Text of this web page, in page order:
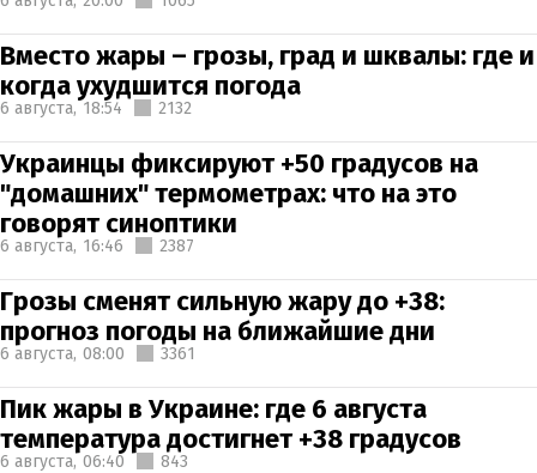
Вместо жары – грозы, град и шквалы: где и
когда ухудшится погода
6 августа, 18:54 2132
Украинцы фиксируют +50 градусов на
"домашних" термометрах: что на это
говорят синоптики
6 августа, 16:46 2387
Грозы сменят сильную жару до +38:
прогноз погоды на ближайшие дни
6 августа, 08:00 3361
Пик жары в Украине: где 6 августа
температура достигнет +38 градусов
6 августа, 06:40 843